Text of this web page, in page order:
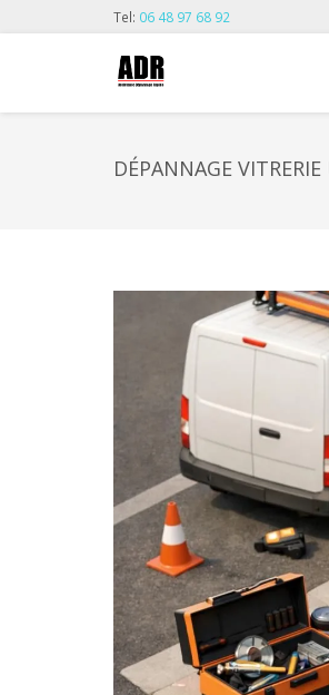
Tel: 06 48 97 68 92
DÉPANNAGE